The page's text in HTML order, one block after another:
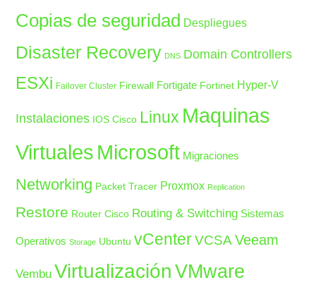
Copias de seguridad Despliegues
Disaster Recovery DNS Domain Controllers
ESXi Failover Cluster Firewall Fortigate Fortinet Hyper-V
Instalaciones IOS Cisco Linux Maquinas
Virtuales Microsoft Migraciones
Networking Packet Tracer Proxmox Replication
Restore Router Cisco Routing & Switching Sistemas
Operativos Storage Ubuntu vCenter VCSA Veeam
Vembu Virtualización VMware